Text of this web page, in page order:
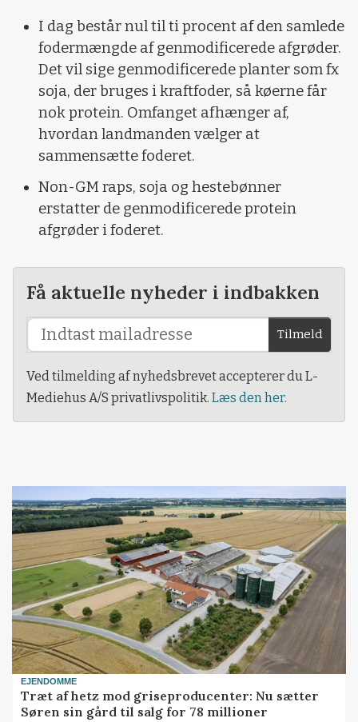
I dag består nul til ti procent af den samlede
fodermængde af genmodificerede afgrøder.
Det vil sige genmodificerede planter som fx
soja, der bruges i kraftfoder, så køerne får
nok protein. Omfanget afhænger af,
hvordan landmanden vælger at
sammensætte foderet.
Non-GM raps, soja og hestebønner
erstatter de genmodificerede protein
afgrøder i foderet.
Få aktuelle nyheder i indbakken
Tilmeld
Ved tilmelding af nyhedsbrevet accepterer du L-
Mediehus A/S privatlivspolitik. Læs den her.
EJENDOMME
Træt af hetz mod griseproducenter: Nu sætter
Søren sin gård til salg for 78 millioner